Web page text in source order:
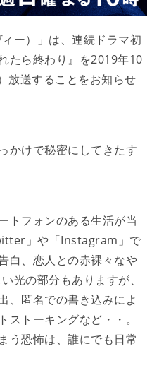
ー）」は、連続ドラマ初
たら終わり』を2019年10
放送することをお知らせ
かけで秘密にしてきたす
トフォンのある生活が当
」や「Instagram」で
白、恋人との赤裸々なや
光の部分もありますが、
、匿名での書き込みによ
トーキングなど・・。
う恐怖は、誰にでも日常